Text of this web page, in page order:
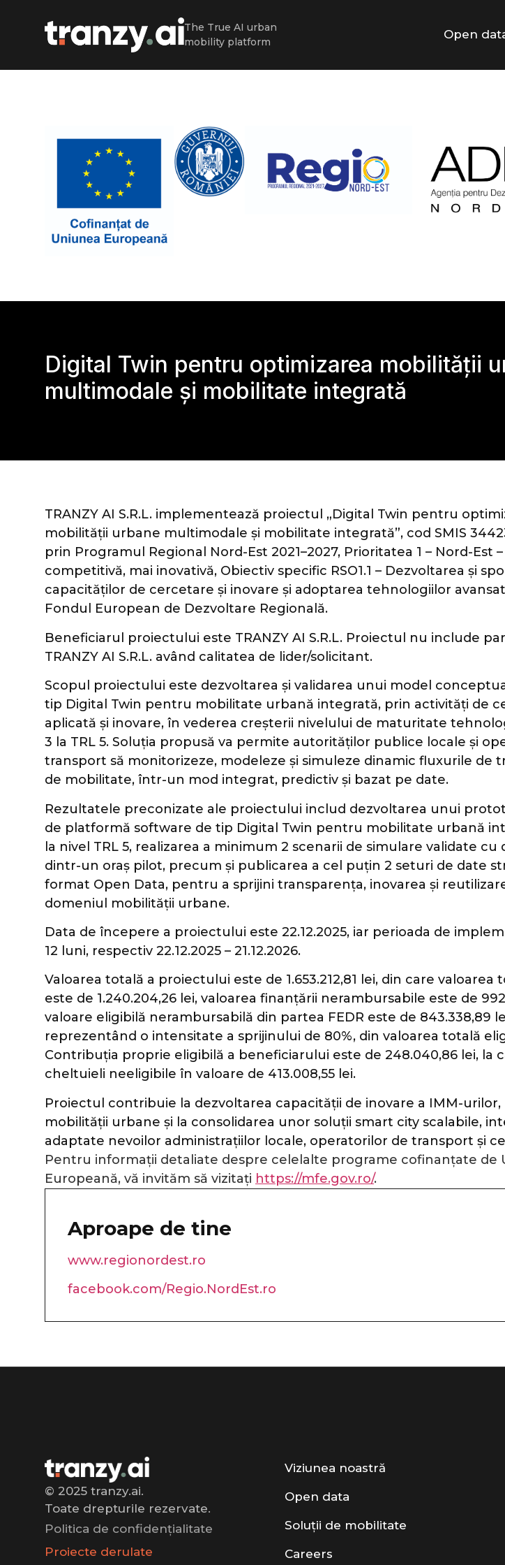
The True AI urban
mobility platform
Open
Digital Twin pentru optimizarea mobilității
multimodale și mobilitate integrată
TRANZY AI S.R.L. implementează proiectul „Digital Twin pentru
mobilității urbane multimodale și mobilitate integrată”, cod SMIS
prin Programul Regional Nord-Est 2021–2027, Prioritatea 1 – Nord-Est
competitivă, mai inovativă, Obiectiv specific RSO1.1 – Dezvoltarea și
capacităților de cercetare și inovare și adoptarea tehnologiilor
Fondul European de Dezvoltare Regională.
Beneficiarul proiectului este TRANZY AI S.R.L. Proiectul nu include
TRANZY AI S.R.L. având calitatea de lider/solicitant.
Scopul proiectului este dezvoltarea și validarea unui model
tip Digital Twin pentru mobilitate urbană integrată, prin activități de
aplicată și inovare, în vederea creșterii nivelului de maturitate
3 la TRL 5. Soluția propusă va permite autorităților publice locale și
transport să monitorizeze, modeleze și simuleze dinamic fluxurile de
de mobilitate, într-un mod integrat, predictiv și bazat pe date.
Rezultatele preconizate ale proiectului includ dezvoltarea unui
de platformă software de tip Digital Twin pentru mobilitate urbană
la nivel TRL 5, realizarea a minimum 2 scenarii de simulare validate cu
dintr-un oraș pilot, precum și publicarea a cel puțin 2 seturi de date
format Open Data, pentru a sprijini transparența, inovarea și
domeniul mobilității urbane.
Data de începere a proiectului este 22.12.2025, iar perioada de
12 luni, respectiv 22.12.2025 – 21.12.2026.
Valoarea totală a proiectului este de 1.653.212,81 lei, din care valoarea
este de 1.240.204,26 lei, valoarea finanțării nerambursabile este de
valoare eligibilă nerambursabilă din partea FEDR este de 843.338,89
reprezentând o intensitate a sprijinului de 80%, din valoarea totală
Contribuția proprie eligibilă a beneficiarului este de 248.040,86 lei, la
cheltuieli neeligibile în valoare de 413.008,55 lei.
Proiectul contribuie la dezvoltarea capacității de inovare a IMM-urilor,
mobilității urbane și la consolidarea unor soluții smart city scalabile,
adaptate nevoilor administrațiilor locale, operatorilor de transport și
Pentru informații detaliate despre celelalte programe cofinanțate de
Europeană, vă invităm să vizitați https://mfe.gov.ro/.
Aproape de tine
www.regionordest.ro
facebook.com/Regio.NordEst.ro
© 2025 tranzy.ai.
Toate drepturile rezervate.
Politica de confidențialitate
Proiecte derulate
Viziunea noastră
Open data
Soluții de mobilitate
Careers